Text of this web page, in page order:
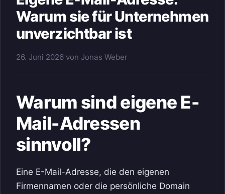
Warum sie für Unternehmen
unverzichtbar ist
26. Juni 2026 von Jonas Weber
Warum sind eigene E-
Mail-Adressen
sinnvoll?
Eine E-Mail-Adresse, die den eigenen
Firmennamen oder die persönliche Domain